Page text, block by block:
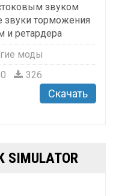
звуком
звуки торможения
и ретардера
моды
0 326
Скачать
SIMULATOR